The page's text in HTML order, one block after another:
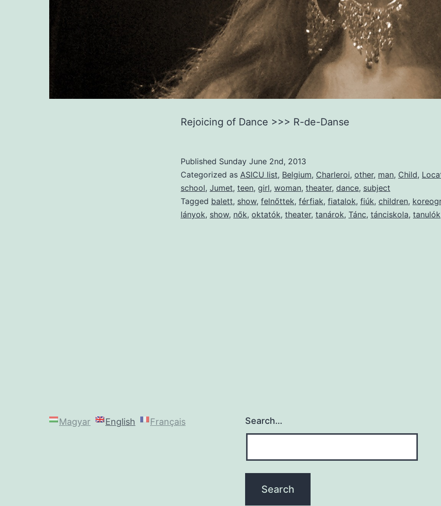
Rejoicing of Dance >>> R-de-Danse
Published Sunday June 2nd, 2013
Categorized as ASICU list, Belgium, Charleroi, other, man, Child,
school, Jumet, teen, girl, woman, theater, dance, subject
Tagged balett, show, felnőttek, férfiak, fiatalok, fiúk, children,
lányok, show, nők, oktatók, theater, tanárok, Tánc, tánciskola, tanulók
Magyar English Français Search…